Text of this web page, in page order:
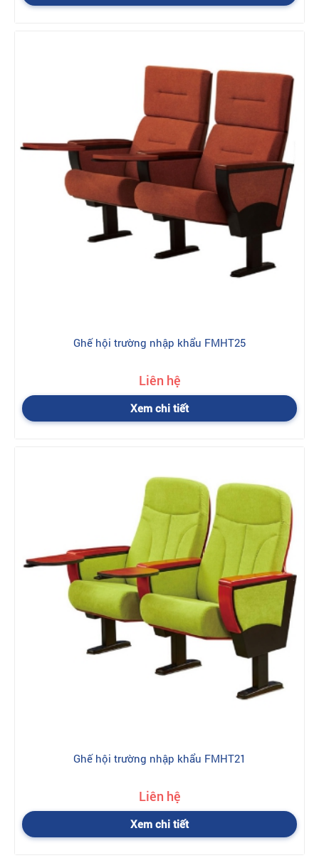
Ghế hội trường nhập khẩu FMHT25
Liên hệ
Xem chi tiết
Ghế hội trường nhập khẩu FMHT21
Liên hệ
Xem chi tiết